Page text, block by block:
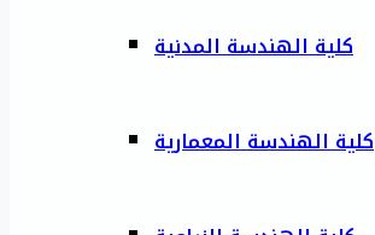
كلية الهندسة المدنية
كلية الهندسة المعمارية